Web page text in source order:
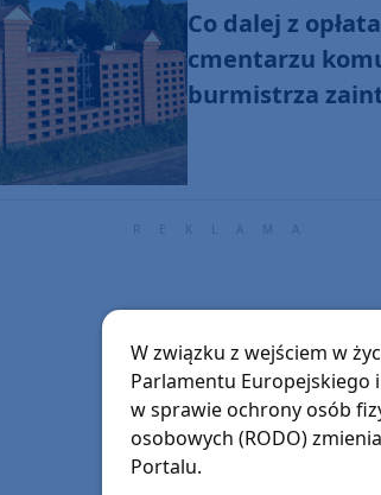
Co dalej z
cmentarzu
burmistrza
W związku z wejściem w
Parlamentu Europejskiego
w sprawie ochrony osób
osobowych (RODO)
Portalu.